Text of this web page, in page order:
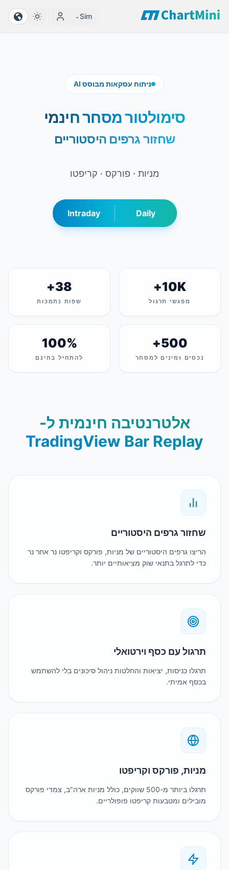
ניתוח עסקאות מבוסס AI
סימולטור מסחר חינמי
שחזור גרפים היסטוריים
מניות · פורקס · קריפטו
Daily
מפגשי תרגול שפות נתמכות
זמינים למסחר
100%
להתחיל בחינם
אלטרנטיבה חינמית ל-
TradingView Bar
גרפים היסטוריים
גרפים היסטוריים של מניות, פורקס וקריפטו נר אחר נר
לתרגל בתנאי שוק מציאותיים יותר.
עם כסף וירטואלי
כניסות, יציאות והחלטות ניהול סיכונים בלי להשתמש
אמיתי.
פורקס וקריפטו
תרגלו ביותר מ-500 שווקים, כולל מניות ארה"ב, צמדי פורקס
ומטבעות קריפטו פופולריים.